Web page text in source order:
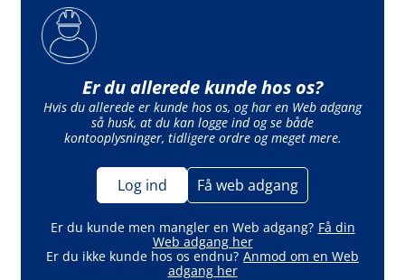
Er du allerede kunde hos os?
Hvis du allerede er kunde hos os, og har en Web adgang
så husk, at du kan logge ind og se både
kontooplysninger, tidligere ordre og meget mere.
Log ind Få web adgang
Er du kunde men mangler en Web adgang? Få din
Web adgang her
Er du ikke kunde hos os endnu? Anmod om en Web
adgang her